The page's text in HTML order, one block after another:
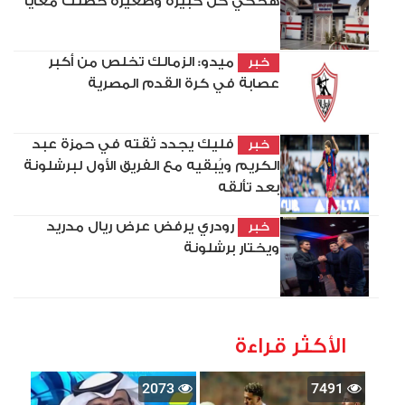
خبر
ميدو: الزمالك تخلص من أكبر
عصابة في كرة القدم المصرية
خبر
فليك يجدد ثقته في حمزة عبد
الكريم ويُبقيه مع الفريق الأول لبرشلونة
بعد تألقه
خبر
رودري يرفض عرض ريال مدريد
ويختار برشلونة
الأكثر قراءة
7491
2073